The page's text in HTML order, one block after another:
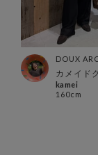
DOUX
カメイド
kamei
160cm